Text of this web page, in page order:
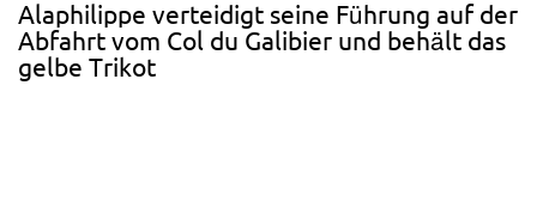
Alaphilippe verteidigt seine Führung auf der
Abfahrt vom Col du Galibier und behält das
gelbe Trikot